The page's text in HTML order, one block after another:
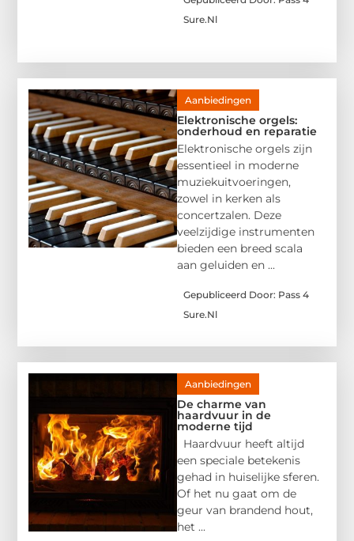
Sure.nl
Aanbiedingen
Elektronische orgels:
onderhoud en reparatie
Elektronische orgels zijn
essentieel in moderne
muziekuitvoeringen,
zowel in kerken als
concertzalen. Deze
veelzijdige instrumenten
bieden een breed scala
aan geluiden en ...
Gepubliceerd Door: Pass 4
Sure.nl
Aanbiedingen
De charme van
haardvuur in de
moderne tijd
Haardvuur heeft altijd
een speciale betekenis
gehad in huiselijke sferen.
Of het nu gaat om de
geur van brandend hout,
het ...